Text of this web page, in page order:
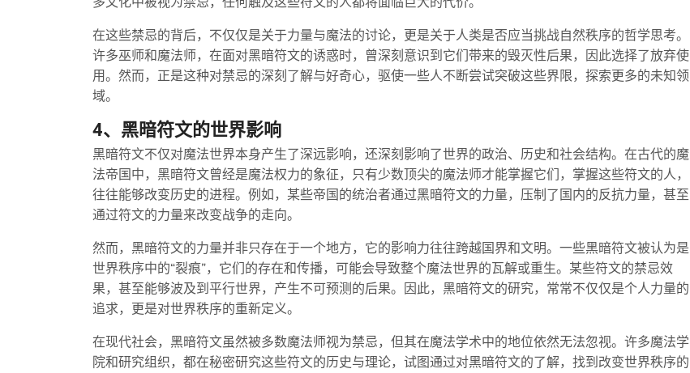
在这些禁忌的背后，不仅仅是关于力量与魔法的讨论，更是关于人类是否应当挑战自然秩序的哲学思考。
许多巫师和魔法师，在面对黑暗符文的诱惑时，曾深刻意识到它们带来的毁灭性后果，因此选择了放弃使
用。然而，正是这种对禁忌的深刻了解与好奇心，驱使一些人不断尝试突破这些界限，探索更多的未知领
域。
4、黑暗符文的世界影响
黑暗符文不仅对魔法世界本身产生了深远影响，还深刻影响了世界的政治、历史和社会结构。在古代的魔
法帝国中，黑暗符文曾经是魔法权力的象征，只有少数顶尖的魔法师才能掌握它们，掌握这些符文的人，
往往能够改变历史的进程。例如，某些帝国的统治者通过黑暗符文的力量，压制了国内的反抗力量，甚至
通过符文的力量来改变战争的走向。
然而，黑暗符文的力量并非只存在于一个地方，它的影响力往往跨越国界和文明。一些黑暗符文被认为是
世界秩序中的“裂痕”，它们的存在和传播，可能会导致整个魔法世界的瓦解或重生。某些符文的禁忌效
果，甚至能够波及到平行世界，产生不可预测的后果。因此，黑暗符文的研究，常常不仅仅是个人力量的
追求，更是对世界秩序的重新定义。
在现代社会，黑暗符文虽然被多数魔法师视为禁忌，但其在魔法学术中的地位依然无法忽视。许多魔法学
院和研究组织，都在秘密研究这些符文的历史与理论，试图通过对黑暗符文的了解，找到改变世界秩序的